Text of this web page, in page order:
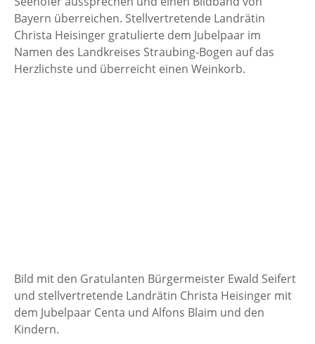
Bayern überreichen. Stellvertretende Landrätin
Christa Heisinger gratulierte dem Jubelpaar im
Namen des Landkreises Straubing-Bogen auf das
Herzlichste und überreicht einen Weinkorb.
Bild mit den Gratulanten Bürgermeister Ewald Seifert
und stellvertretende Landrätin Christa Heisinger mit
dem Jubelpaar Centa und Alfons Blaim und den
Kindern.